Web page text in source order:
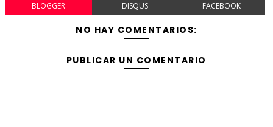
BLOGGER DISQUS FACEBOOK
NO HAY COMENTARIOS:
PUBLICAR UN COMENTARIO